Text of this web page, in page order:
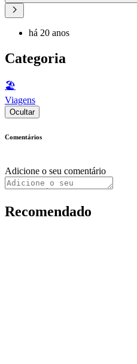
há 20 anos
Categoria
🏖
Viagens
Ocultar
Comentários
Adicione o seu comentário
Recomendado